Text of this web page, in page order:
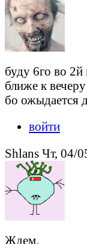
буду 6го во
ближе к
бо ожыдается
войти
Shlans Чт, 04/
Ждем.